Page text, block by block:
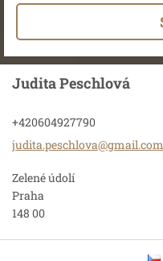
Judita Peschlová
+420604927790
judita.peschlova@gmail.com
Zelené údolí
Praha
148 00